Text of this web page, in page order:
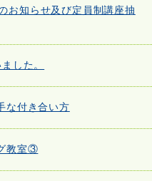
知らせ及び定員制講座抽
した。
な付き合い方
教室③